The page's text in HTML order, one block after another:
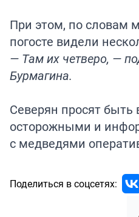
При этом, по словам
погосте видели
— Там их четверо, —
Бурмагина.
Северян просят
осторожными и
с медведями
Поделиться в соцсетях: